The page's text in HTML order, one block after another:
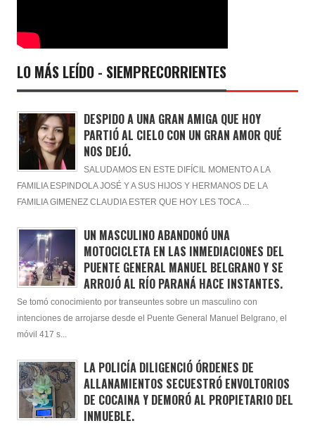
LO MÁS LEÍDO - SIEMPRECORRIENTES
DESPIDO A UNA GRAN AMIGA QUE HOY
PARTIÓ AL CIELO CON UN GRAN AMOR QUÉ
NOS DEJÓ.
SALUDAMOS EN ESTE DIFÍCIL MOMENTO A LA
FAMILIA ESPINDOLA JOSÉ Y A SUS HIJOS Y HERMANOS DE LA
FAMILIA GIMENEZ CLAUDIA ESTER QUE HOY LES TOCA ...
UN MASCULINO ABANDONÓ UNA
MOTOCICLETA EN LAS INMEDIACIONES DEL
PUENTE GENERAL MANUEL BELGRANO Y SE
ARROJÓ AL RÍO PARANÁ HACE INSTANTES.
Se tomó conocimiento por transeuntes sobre un masculino con
intenciones de arrojarse desde el Puente General Manuel Belgrano, el
móvil 417 s...
LA POLICÍA DILIGENCIÓ ÓRDENES DE
ALLANAMIENTOS SECUESTRÓ ENVOLTORIOS
DE COCAINA Y DEMORÓ AL PROPIETARIO DEL
INMUEBLE.